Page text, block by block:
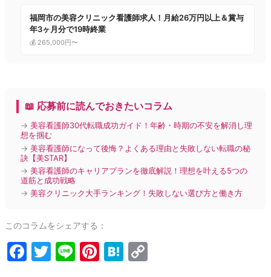
福岡市の美容クリニック看護師求人！月給26万円以上＆賞与
年3ヶ月分で19時終業
💰 265,000円〜
📖 応募前に読んでおきたいコラム
→美容看護師30代転職成功ガイド！年齢・時期の不安を解消し理
想を掴む
→美容看護師になって後悔？よくある理由と失敗しない転職の秘
訣【美STAR】
→美容看護師のキャリアプランを徹底解説！理想を叶える5つの
道筋と成功戦略
→美容クリニック大手ランキング！失敗しない選び方と働き方
このコラムをシェアする：
F
T
Li Pi H